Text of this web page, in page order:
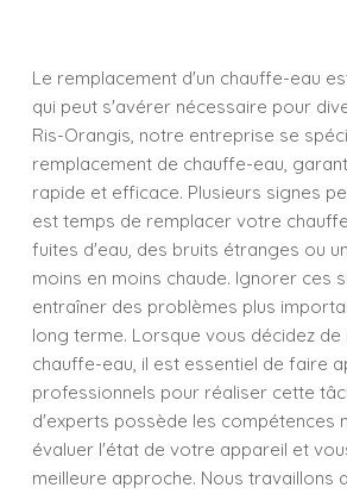
Le remplacement d'un chauffe-eau
qui peut s'avérer nécessaire pour
Ris-Orangis, notre entreprise se
remplacement de chauffe-eau,
rapide et efficace. Plusieurs signes
est temps de remplacer votre
fuites d'eau, des bruits étranges ou
moins en moins chaude. Ignorer ces
entraîner des problèmes plus
long terme. Lorsque vous décidez
chauffe-eau, il est essentiel de faire
professionnels pour réaliser cette
d'experts possède les compétences
évaluer l'état de votre appareil et
meilleure approche. Nous travaillons